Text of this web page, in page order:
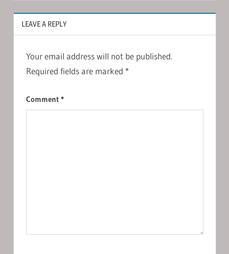
LEAVE A REPLY
Your email address will not be published.
Required fields are marked *
Comment *